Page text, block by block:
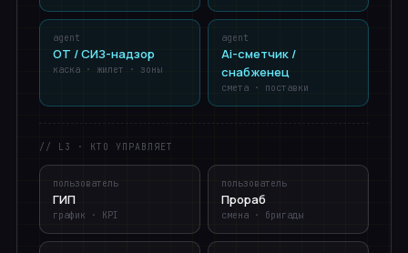
agent
ОТ / СИЗ-надзор
каска · жилет · зоны
agent
Ai-сметчик /
снабженец
смета · поставки
// L3 · КТО УПРАВЛЯЕТ
пользователь
ГИП
график · KPI
пользователь
Прораб
смена · бригады